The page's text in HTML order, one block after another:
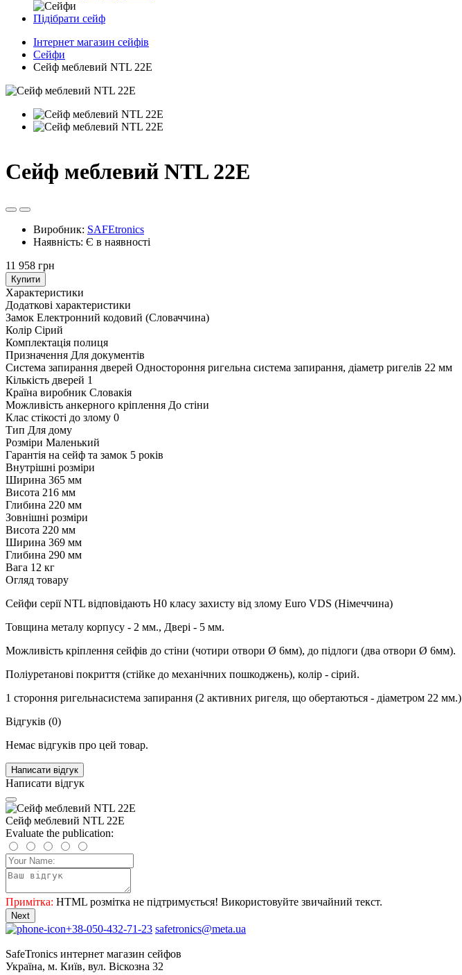
Підібрати сейф
Інтернет магазин сейфів
Сейфи
Сейф меблевий NTL 22E
Сейф меблевий NTL 22E
Виробник: SAFEtronics
Наявність: Є в наявності
11 958 грн
Купити
Характеристики
Додаткові характеристики
Замок Електронний кодовий (Словаччина)
Колір Сірий
Комплектація полиця
Призначення Для документів
Система запирання дверей Одностороння ригельна система запирання, діаметр ригелів 22 мм
Кількість дверей 1
Країна виробник Словакія
Можливість анкерного кріплення До стіни
Клас стікості до злому 0
Тип Для дому
Розміри Маленький
Гарантія на сейф та замок 5 років
Внутрішні розміри
Ширина 365 мм
Висота 216 мм
Глибина 220 мм
Зовнішні розміри
Висота 220 мм
Ширина 369 мм
Глибина 290 мм
Вага 12 кг
Огляд товару
Сейфи серії NTL відповідають Н0 класу захисту від злому Euro VDS (Німеччина)
Товщина металу корпусу - 2 мм., Двері - 5 мм.
Можливість кріплення сейфів до стіни (чотири отвори Ø 6мм), до підлоги (два отвори Ø 6мм).
Поліуретанові покриття (стійке до механічних пошкоджень), колір - сірий.
1 стороння ригельнасистема запирання (2 активних ригеля, що обертаються - діаметром 22 мм.)
Відгуків (0)
Немає відгуків про цей товар.
Написати відгук
Написати відгук
Сейф меблевий NTL 22E
Evaluate the publication:
Примітка: HTML розмітка не підтримується! Використовуйте звичайний текст.
Next
+38-050-432-71-23 safetronics@meta.ua
SafeTronics интернет магазин сейфов
Україна, м. Київ, вул. Віскозна 32